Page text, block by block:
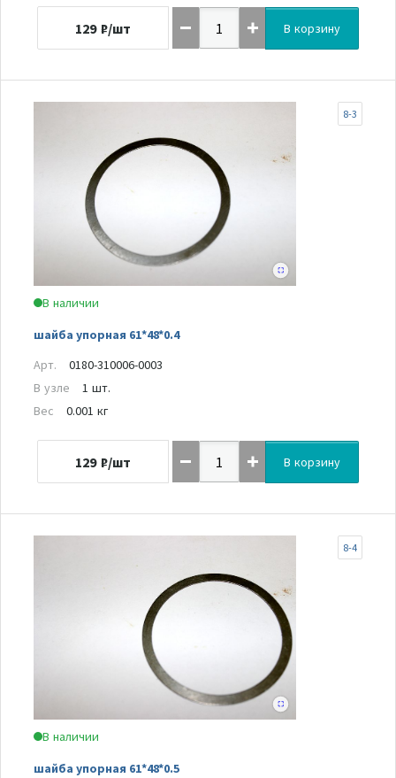
129 ₽/шт В корзину
В наличии
шайба упорная 61*48*0.4
8-3
Арт.
0180-310006-0003
В узле
1 шт.
Вес
0.001 кг
129 ₽/шт В корзину
В наличии
шайба упорная 61*48*0.5
8-4